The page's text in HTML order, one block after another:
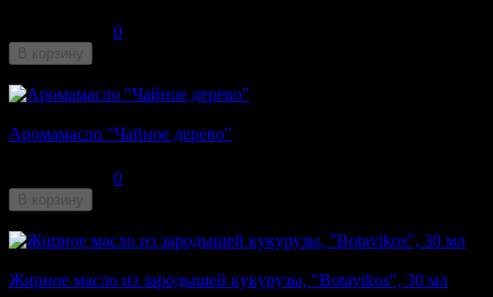
0
В корзину
Аромамасло "Чайное дерево"
0
В корзину
Жирное масло из зародышей кукурузы, "Botavikos", 30 мл